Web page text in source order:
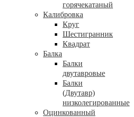
горячекатаный
Калибровка
Круг
Шестигранник
Квадрат
Балка
Балки
двутавровые
Балки
(Двутавр)
низколегированные
Оцинкованный